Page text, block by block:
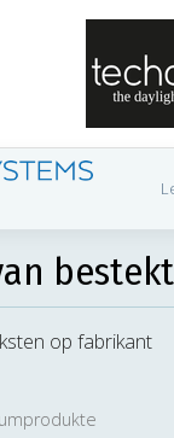
op fabrikant